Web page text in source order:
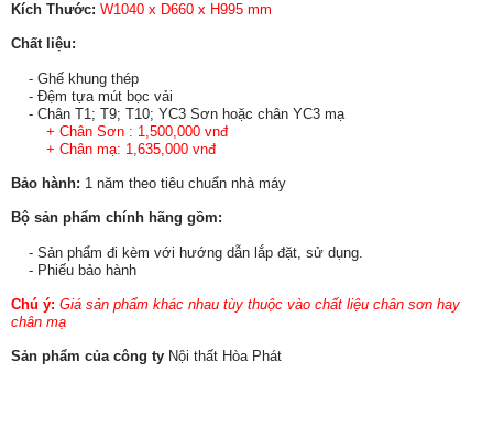
Kích Thước: W1040 x D660 x H995 mm
Chất liệu:
- Ghế khung thép
- Đệm tựa mút bọc vải
- Chân T1; T9; T10; YC3 Sơn hoặc chân YC3 mạ
+ Chân Sơn : 1,500,000 vnđ
+ Chân mạ: 1,635,000 vnđ
Bảo hành: 1 năm theo tiêu chuẩn nhà máy
Bộ sản phẩm chính hãng gồm:
- Sản phẩm đi kèm với hướng dẫn lắp đặt, sử dụng.
- Phiếu bảo hành
Chú ý: Giá sản phẩm khác nhau tùy thuộc vào chất liệu chân sơn hay
chân mạ
Sản phẩm của công ty Nội thất Hòa Phát